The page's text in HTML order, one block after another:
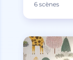
6 scènes